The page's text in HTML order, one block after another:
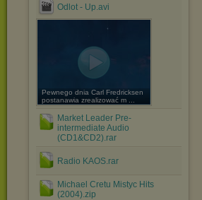
Odlot - Up.avi
Pewnego dnia Carl Fredricksen
postanawia zrealizować m ...
Market Leader Pre-
intermediate Audio
(CD1&CD2).rar
Radio KAOS.rar
Michael Cretu Mistyc Hits
(2004).zip